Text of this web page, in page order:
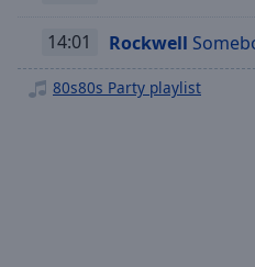
modal
window.
80s80s Funk & Soul
14:01 Rockwell
80s80s Party playlist